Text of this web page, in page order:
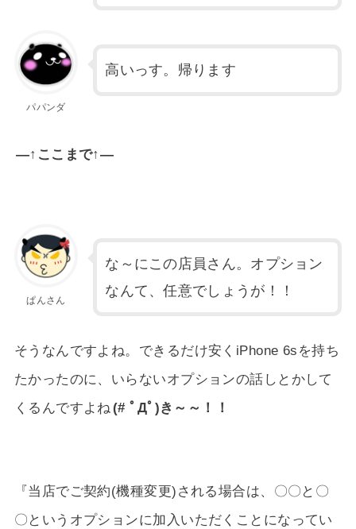
パパンダ
高いっす。帰ります
—↑ここまで↑—
ぱんさん
な～にこの店員さん。オプション
なんて、任意でしょうが！！
そうなんですよね。できるだけ安くiPhone 6sを持ち
たかったのに、いらないオプションの話しとかして
くるんですよね (# ﾟДﾟ)き～～！！
『当店でご契約(機種変更)される場合は、〇〇と〇
〇というオプションに加入いただくことになってい